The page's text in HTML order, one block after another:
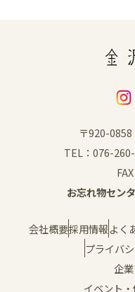
アクセス・パーキン
スタッフ募集
百番街くらぶ
〒920-
TEL：076-
お忘れ物セン
会社概要採用情報よく
プライバ
企
イベント